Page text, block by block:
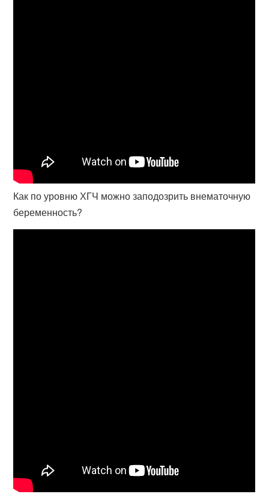
Как по уровню ХГЧ можно заподозрить внематочную
беременность?